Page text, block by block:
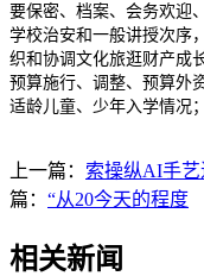
要保密、档案、会务欢迎
学校治安和一般讲授次序
织和协调文化旅逛财产成
预算施行、调整、预算外
适龄儿童、少年入学情况
上一篇： 索操纵AI手
篇： “从20今天的程度
相关新闻